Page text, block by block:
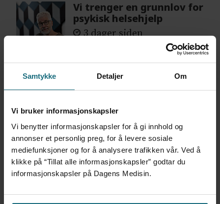
Samtykke Detaljer Om
Vi bruker informasjonskapsler
Vi benytter informasjonskapsler for å gi innhold og
annonser et personlig preg, for å levere sosiale
mediefunksjoner og for å analysere trafikken vår. Ved å
klikke på “Tillat alle informasjonskapsler” godtar du
informasjonskapsler på Dagens Medisin.
Vi trenger en grunnlov for
psykisk helsehjelp
3 dager siden
frigjør tid for
helsepersonell: – Det er
forvakt nå
4 dager siden
Var alene på vakt i tre
måneder – i en 16-fots
motorbåt
2 dager siden